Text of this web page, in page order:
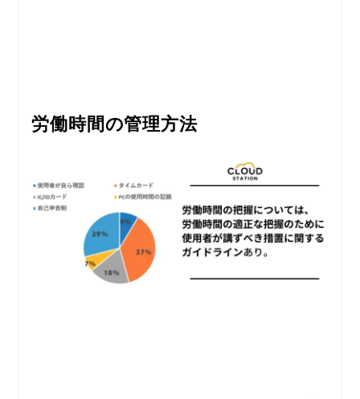
労働時間の管理方法